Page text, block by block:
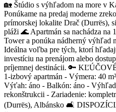
🏡 Štúdio s výhľadom na more v
Ponúkame na predaj moderne
prímorskej lokalite Drač (Durrës),
pláži 🌊 Apartmán sa nachádza na
Tower a ponúka nádherný výhľad
Ideálna voľba pre tých, ktorí
investíciu na prenájom alebo
príjemnej destinácii. 🔑
1-izbový apartmán - Výmera: 40
Výťah: áno - Balkón: áno - Výhľad
rekonštrukcii - Zariadenie:
(Durrës), Albánsko 🛋